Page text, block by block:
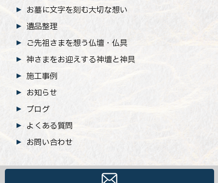
お墓に文字を刻む大切な想い
遺品整理
ご先祖さまを想う仏壇・仏具
神さまをお迎えする神壇と神具
施工事例
お知らせ
ブログ
よくある質問
お問い合わせ